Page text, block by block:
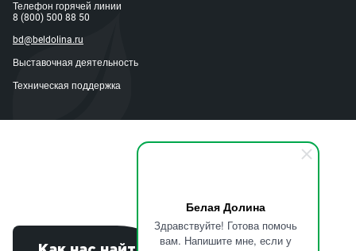
Белая Долина
Здравствуйте! Готова помочь
вам. Напишите мне, если у
Телефон горячей линии
8 (800) 500 88 50
bd@beldolina.ru
Выставочная деятельность
Техническая поддержка